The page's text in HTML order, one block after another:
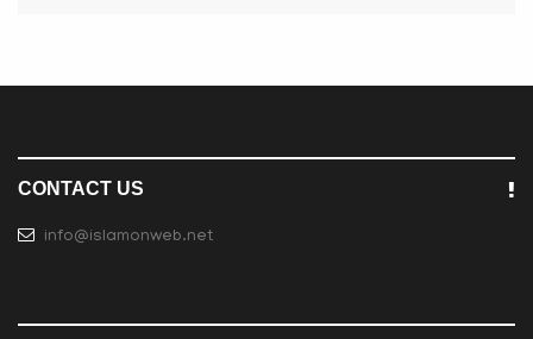
CONTACT US
info@islamonweb.net